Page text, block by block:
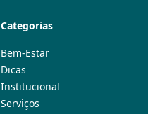
Categorias
Bem-Estar
Dicas
Institucional
Serviços